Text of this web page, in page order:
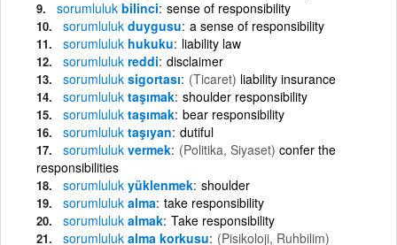
sorumluluk bilinci sense of responsibility
sorumluluk duygusu a sense of responsibility
sorumluluk hukuku liability law
sorumluluk reddi disclaimer
sorumluluk sigortası (Ticaret) liability insurance
sorumluluk taşımak shoulder responsibility
sorumluluk taşımak bear responsibility
sorumluluk taşıyan dutiful
sorumluluk vermek (Politika, Siyaset) confer the
responsibilities
sorumluluk yüklenmek shoulder
sorumluluk alma take responsibility
sorumluluk almak Take responsibility
sorumluluk alma korkusu (Pisikoloji, Ruhbilim)